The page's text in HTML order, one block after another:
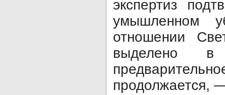
экспертиз
умышленном
отношении
выделено в
продолжается,